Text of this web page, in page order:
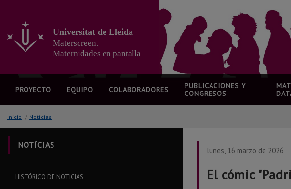
contenido
principal
Universitat de Lleida
Materscreen.
Maternidades en pantalla
PROYECTO EQUIPO COLABORADORES
PUBLICACIONES Y
CONGRESOS
Inicio / Notícias
NOTÍCIAS
HISTÓRICO DE NOTICIAS
lunes, 16 marzo de 2026
El cómic